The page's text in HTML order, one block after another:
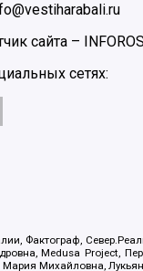
сайта –
INFOROS
сетях:
Фактограф,
Medusa Project,
Михайловна,